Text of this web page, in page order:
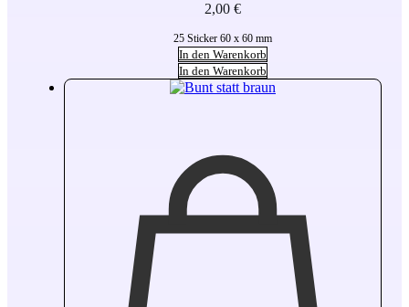
2,00 €
25 Sticker 60 x 60 mm
In den Warenkorb
In den Warenkorb